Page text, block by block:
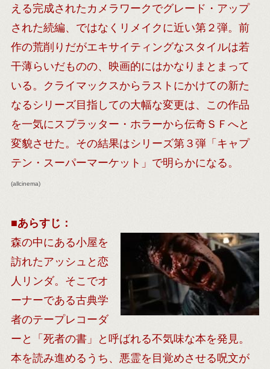
える完成されたカメラワークでグレード・アップ
された続編、ではなくリメイクに近い第２弾。前
作の荒削りだがエキサイティングなスタイルは若
干薄らいだものの、映画的にはかなりまとまって
いる。クライマックスからラストにかけての新た
なるシリーズ目指しての大幅な変更は、この作品
を一気にスプラッター・ホラーから伝奇ＳＦへと
変貌させた。その結果はシリーズ第３弾「キャプ
テン・スーパーマーケット」で明らかになる。
(allcinema)
■あらすじ：
森の中にある小屋を
訪れたアッシュと恋
人リンダ。そこでオ
ーナーである古典学
者のテープレコーダ
ーと「死者の書」と呼ばれる不気味な本を発見。
本を読み進めるうち、悪霊を目覚めさせる呪文が